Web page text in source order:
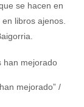
se hacen en
libros ajenos.
mejorado” /